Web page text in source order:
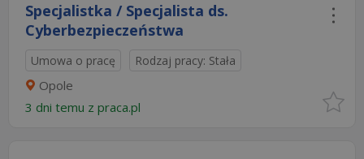
Specjalistka / Specjalista ds.
Cyberbezpieczeństwa
Umowa o pracę Rodzaj pracy: Stała
Opole
3 dni temu z praca.pl